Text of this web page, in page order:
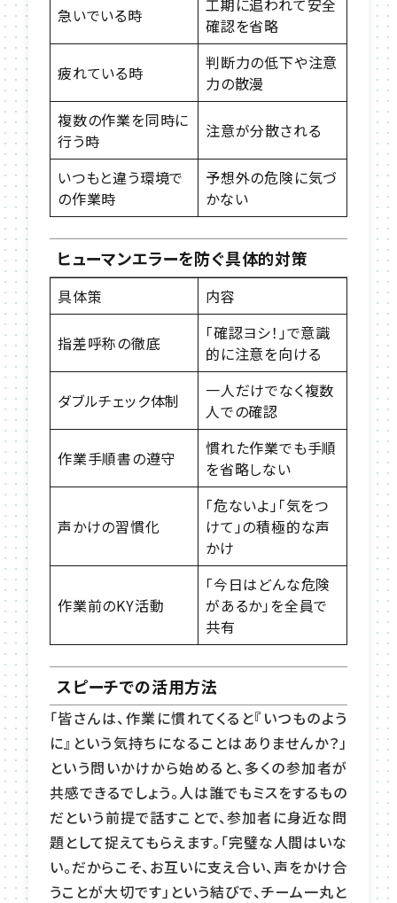
急いでいる時
工期に追われて安全
確認を省略
疲れている時
判断力の低下や注意
力の散漫
複数の作業を同時に
行う時
注意が分散される
いつもと違う環境で
の作業時
予想外の危険に気づ
かない
ヒューマンエラーを防ぐ具体的対策
具体策 内容
指差呼称の徹底
「確認ヨシ！」で意識
的に注意を向ける
ダブルチェック体制
一人だけでなく複数
人での確認
作業手順書の遵守
慣れた作業でも手順
を省略しない
声かけの習慣化
「危ないよ」「気をつ
けて」の積極的な声
かけ
作業前のKY活動
「今日はどんな危険
があるか」を全員で
共有
スピーチでの活用方法
「皆さんは、作業に慣れてくると『いつものよう
に』という気持ちになることはありませんか？」
という問いかけから始めると、多くの参加者が
共感できるでしょう。人は誰でもミスをするもの
だという前提で話すことで、参加者に身近な問
題として捉えてもらえます。「完璧な人間はいな
い。だからこそ、お互いに支え合い、声をかけ合
うことが大切です」という結びで、チーム一丸と